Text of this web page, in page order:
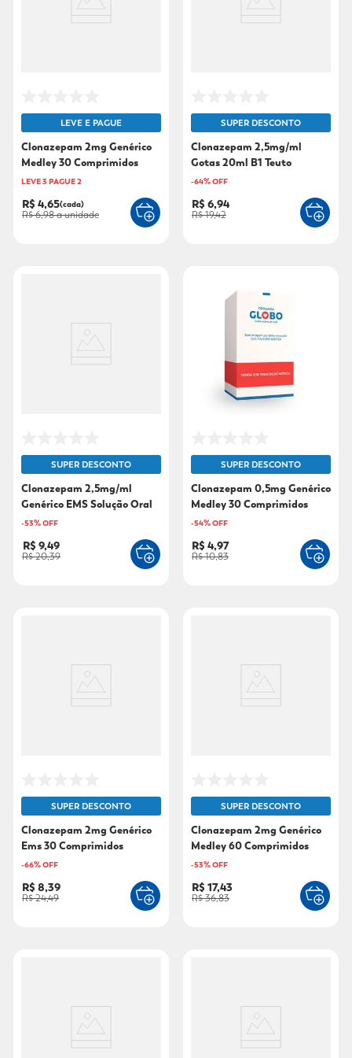
LEVE E PAGUE
Clonazepam 2mg Genérico
Medley 30 Comprimidos
LEVE 3 PAGUE 2
R$ 4,65(cada)
R$ 6,98a unidade
SUPER DESCONTO
Clonazepam 2,5mg/ml
Gotas 20ml B1 Teuto
-64% OFF
R$ 6,94
R$ 19,42
SUPER DESCONTO
Clonazepam 2,5mg/ml
Genérico EMS Solução Oral
20ml
-53% OFF
R$ 9,49
R$ 20,39
SUPER DESCONTO
Clonazepam 0,5mg Genérico
Medley 30 Comprimidos
-54% OFF
R$ 4,97
R$ 10,83
SUPER DESCONTO
Clonazepam 2mg Genérico
Ems 30 Comprimidos
-66% OFF
R$ 8,39
R$ 24,49
SUPER DESCONTO
Clonazepam 2mg Genérico
Medley 60 Comprimidos
-53% OFF
R$ 17,43
R$ 36,83